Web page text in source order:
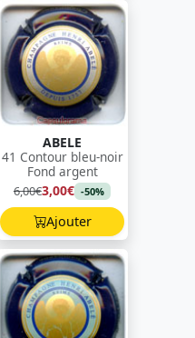
ABELE
41 Contour bleu-noir
Fond argent
6,00€3,00€ -50%
Ajouter